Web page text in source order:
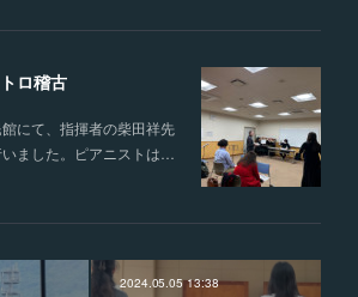
ロ稽古
にて、指揮者の柴田祥先
ました。ピアニストは…
2024.05.05 13:38